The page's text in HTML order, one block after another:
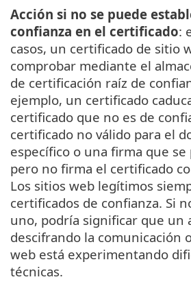
Acción si no se puede
confianza en el certificado:
casos, un certificado de sitio
comprobar mediante el
de certificación raíz de
ejemplo, un certificado
certificado que no es de
certificado no válido para el
específico o una firma que
pero no firma el certificado
Los sitios web legítimos
certificados de confianza. Si
uno, podría significar que un
descifrando la comunicación
web está experimentando
técnicas.